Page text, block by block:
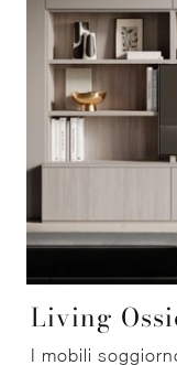
Living
I mobili